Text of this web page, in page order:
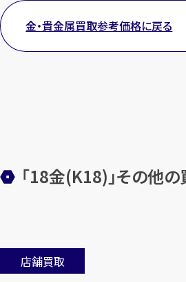
金・貴金属買取参考価格に戻る
「18金(K18)」その他
店舗買取